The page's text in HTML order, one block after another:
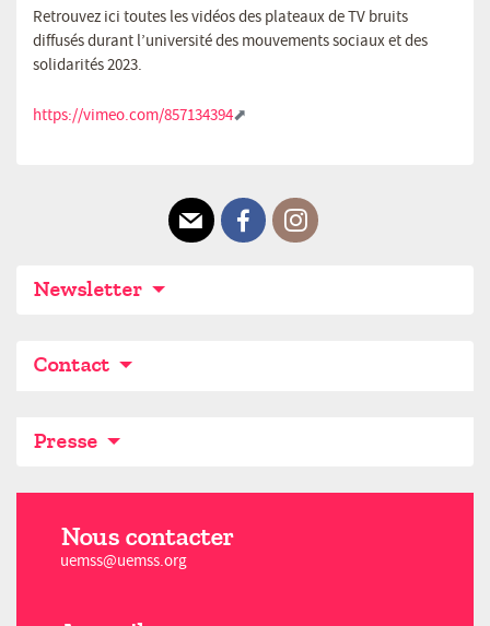
Retrouvez ici toutes les vidéos des plateaux de TV bruits
diffusés durant l’université des mouvements sociaux et des
solidarités 2023.
https://vimeo.com/857134394
Newsletter
Contact
Presse
Nous contacter
uemss@uemss.org